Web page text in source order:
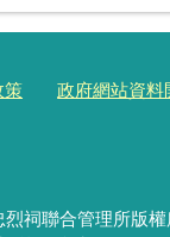
策 政府網站資料
祠聯合管理所版權